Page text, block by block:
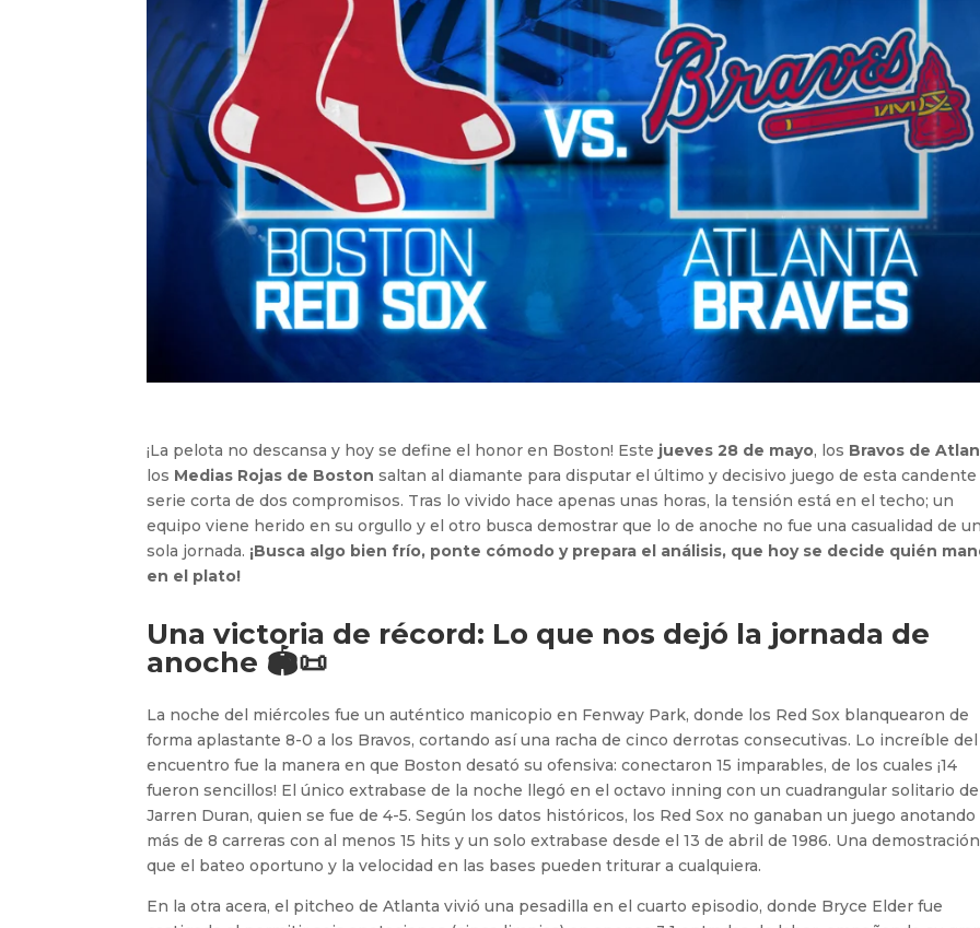
¡La pelota no descansa y hoy se define el honor en Boston! Este jueves 28 de mayo, los Bravos de
los Medias Rojas de Boston saltan al diamante para disputar el último y decisivo juego de esta candente
serie corta de dos compromisos. Tras lo vivido hace apenas unas horas, la tensión está en el techo; un
equipo viene herido en su orgullo y el otro busca demostrar que lo de anoche no fue una casualidad de
sola jornada. ¡Busca algo bien frío, ponte cómodo y prepara el análisis, que hoy se decide quién
en el plato!
Una victoria de récord: Lo que nos dejó la jornada de
anoche 🏟️📜
La noche del miércoles fue un auténtico manicopio en Fenway Park, donde los Red Sox blanquearon de
forma aplastante 8-0 a los Bravos, cortando así una racha de cinco derrotas consecutivas. Lo increíble del
encuentro fue la manera en que Boston desató su ofensiva: conectaron 15 imparables, de los cuales ¡14
fueron sencillos! El único extrabase de la noche llegó en el octavo inning con un cuadrangular solitario de
Jarren Duran, quien se fue de 4-5. Según los datos históricos, los Red Sox no ganaban un juego anotando
más de 8 carreras con al menos 15 hits y un solo extrabase desde el 13 de abril de 1986. Una
que el bateo oportuno y la velocidad en las bases pueden triturar a cualquiera.
En la otra acera, el pitcheo de Atlanta vivió una pesadilla en el cuarto episodio, donde Bryce Elder fue